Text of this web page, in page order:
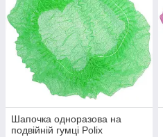
Шапочка одноразова на
подвійній гумці Polix